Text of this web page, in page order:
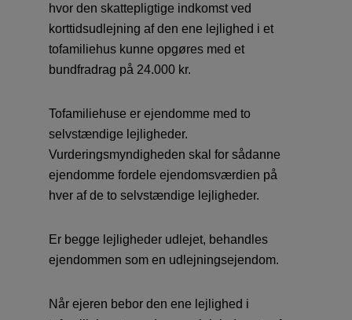
hvor den skattepligtige indkomst ved
korttidsudlejning af den ene lejlighed i et
tofamiliehus kunne opgøres med et
bundfradrag på 24.000 kr.
Tofamiliehuse er ejendomme med to
selvstændige lejligheder.
Vurderingsmyndigheden skal for sådanne
ejendomme fordele ejendomsværdien på
hver af de to selvstændige lejligheder.
Er begge lejligheder udlejet, behandles
ejendommen som en udlejningsejendom.
Når ejeren bebor den ene lejlighed i